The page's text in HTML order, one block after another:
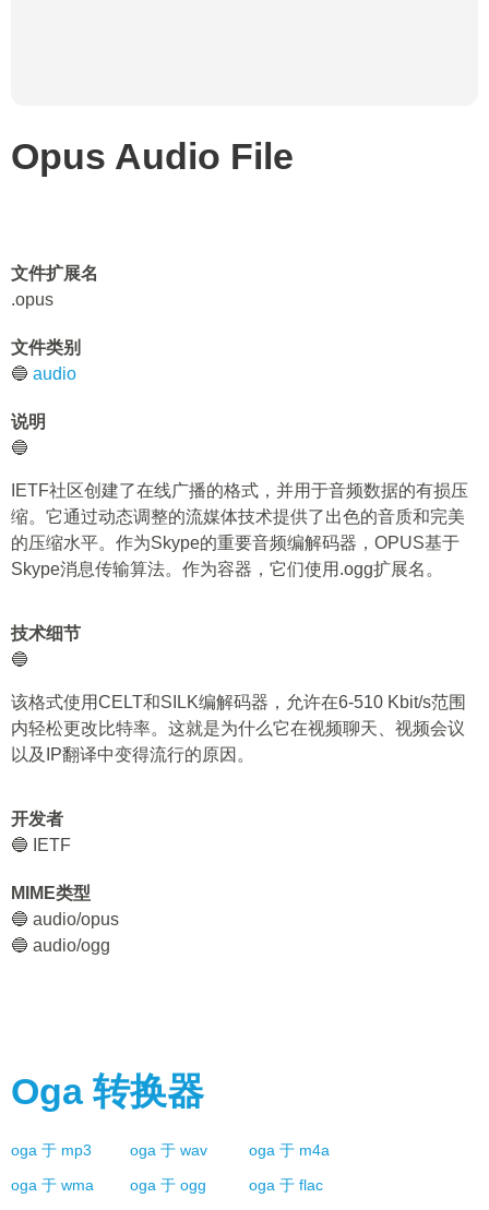
Opus Audio File
文件扩展名
.opus
文件类别
🔵 audio
说明
🔵
IETF社区创建了在线广播的格式，并用于音频数据的有损压
缩。它通过动态调整的流媒体技术提供了出色的音质和完美
的压缩水平。作为Skype的重要音频编解码器，OPUS基于
Skype消息传输算法。作为容器，它们使用.ogg扩展名。
技术细节
🔵
该格式使用CELT和SILK编解码器，允许在6-510 Kbit/s范围
内轻松更改比特率。这就是为什么它在视频聊天、视频会议
以及IP翻译中变得流行的原因。
开发者
🔵 IETF
MIME类型
🔵 audio/opus
🔵 audio/ogg
Oga 转换器
oga 于 mp3 oga 于 wav oga 于 m4a
oga 于 wma oga 于 ogg oga 于 flac